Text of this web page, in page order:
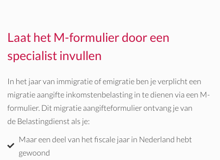
Laat het M-formulier door een
specialist invullen
In het jaar van immigratie of emigratie ben je verplicht een
migratie aangifte inkomstenbelasting in te dienen via een M-
formulier. Dit migratie aangifteformulier ontvang je van
de Belastingdienst als je:
Maar een deel van het fiscale jaar in Nederland hebt
gewoond